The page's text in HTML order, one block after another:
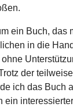
ein Buch, das
in die
der
ich das Buch
ein